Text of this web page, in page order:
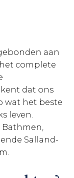
aan
complete
dat ons
wat het beste
leven.
Salland-